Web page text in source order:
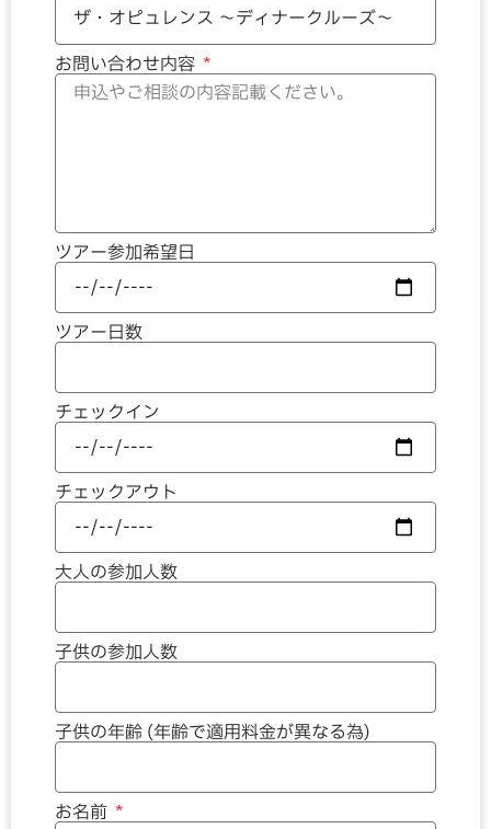
お問い合わせ内容
ツアー参加希望日
ツアー日数
チェックイン
チェックアウト
大人の参加人数
子供の参加人数
子供の年齢 (年齢で適用料金が異なる為)
お名前